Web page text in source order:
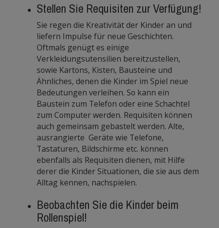
Stellen Sie Requisiten zur Verfügung!
Sie regen die Kreativität der Kinder an und
liefern Impulse für neue Geschichten.
Oftmals genügt es einige
Verkleidungsutensilien bereitzustellen,
sowie Kartons, Kisten, Bausteine und
Ähnliches, denen die Kinder im Spiel neue
Bedeutungen verleihen. So kann ein
Baustein zum Telefon oder eine Schachtel
zum Computer werden. Requisiten können
auch gemeinsam gebastelt werden. Alte,
ausrangierte Geräte wie Telefone,
Tastaturen, Bildschirme etc. können
ebenfalls als Requisiten dienen, mit Hilfe
derer die Kinder Situationen, die sie aus dem
Alltag kennen, nachspielen.
Beobachten Sie die Kinder beim
Rollenspiel!